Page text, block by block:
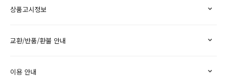
상품고시정보
교환/반품/환불 안내
이용 안내